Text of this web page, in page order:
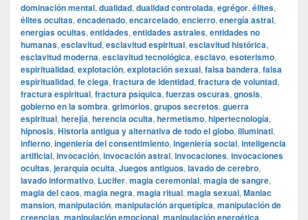
dominación mental, dualidad, dualidad controlada, egrégor, élites,
élites ocultas, encadenado, encarcelado, encierro, energía astral,
energías ocultas, entidades, entidades astrales, entidades no
humanas, esclavitud, esclavitud espiritual, esclavitud histórica,
esclavitud moderna, esclavitud tecnológica, esclavo, esoterismo,
espiritualidad, explotación, explotación sexual, falsa bandera, falsa
espiritualidad, fe ciega, fractura de identidad, fractura de voluntad,
fractura espiritual, fractura psíquica, fuerzas oscuras, gnosis,
gobierno en la sombra, grimorios, grupos secretos, guerra
espiritual, herejía, herencia oculta, hermetismo, hipertecnología,
hipnosis, Historia antigua y alternativa de todo el globo, illuminati,
infierno, ingeniería del consentimiento, ingeniería social, inteligencia
artificial, invocación, invocación astral, invocaciones, invocaciones
ocultas, jerarquía oculta, Juegos antiguos, lavado de cerebro,
lavado informativo, Lucifer, magia ceremonial, magia de sangre,
magia del caos, magia negra, magia ritual, magia sexual, Maniac
mansion, manipulación, manipulación arquetípica, manipulación de
creencias, manipulación emocional, manipulación energética,